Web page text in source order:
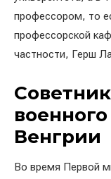
профессором, то
профессорской
частности, Герш
Венгрии
Во время Первой